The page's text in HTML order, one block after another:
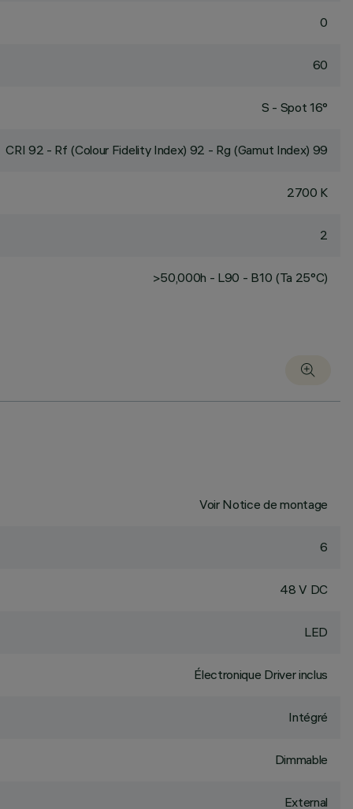
0
60
S - Spot 16°
CRI 92 - Rf (Colour Fidelity Index) 92 - Rg (Gamut Index) 99
2700 K
2
>50,000h - L90 - B10 (Ta 25°C)
Voir Notice de montage
6
48 V DC
LED
Électronique Driver inclus
Intégré
Dimmable
External